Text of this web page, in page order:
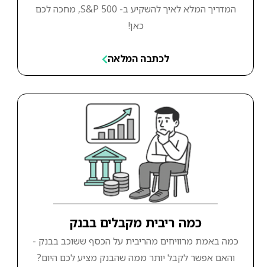
המדריך המלא לאיך להשקיע ב- S&P 500, מחכה לכם
כאן!
לכתבה המלאה
כמה ריבית מקבלים בבנק
כמה באמת מרוויחים מהריבית על הכסף ששוכב בבנק -
והאם אפשר לקבל יותר ממה שהבנק מציע לכם היום?